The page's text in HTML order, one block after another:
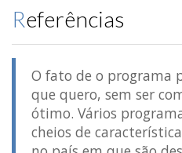
Referências
O fato de o programa
que quero, sem ser
ótimo. Vários
cheios de